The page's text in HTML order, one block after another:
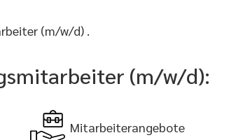
(m/w/d) .
(m/w/d):
Mitarbeiterangebote